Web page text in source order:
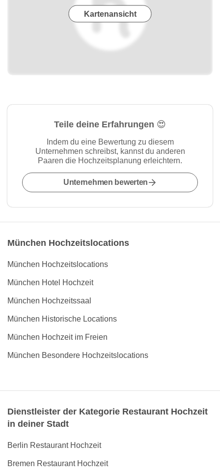
Kartenansicht
Teile deine Erfahrungen 😍
Indem du eine Bewertung zu diesem
Unternehmen schreibst, kannst du anderen
Paaren die Hochzeitsplanung erleichtern.
Unternehmen bewerten
München Hochzeitslocations
München Hochzeitslocations
München Hotel Hochzeit
München Hochzeitssaal
München Historische Locations
München Hochzeit im Freien
München Besondere Hochzeitslocations
Dienstleister der Kategorie Restaurant Hochzeit
in deiner Stadt
Berlin Restaurant Hochzeit
Bremen Restaurant Hochzeit